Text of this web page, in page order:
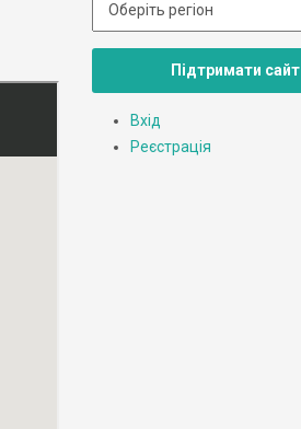
Підтримати сайт
Вхід
Реєстрація